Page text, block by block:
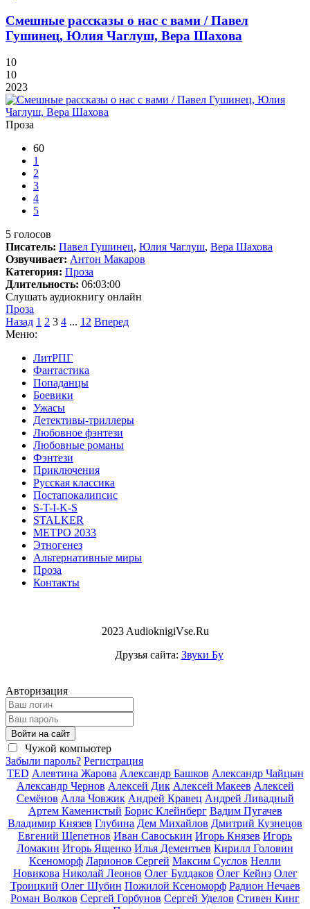
Смешные рассказы о нас с вами / Павел
Гушинец, Юлия Чаглуш, Вера Шахова
10
10
2023
Проза
60
1
2
3
4
5
5 голосов
Писатель: Павел Гушинец, Юлия Чаглуш, Вера Шахова
Озвучивает: Антон Макаров
Категория: Проза
Длительность: 06:03:00
Слушать аудиокнигу онлайн
Проза
Назад 1 2 3 4 ... 12 Вперед
Меню:
ЛитРПГ
Фантастика
Попаданцы
Боевики
Ужасы
Детективы-триллеры
Любовное фэнтези
Любовные романы
Фэнтези
Приключения
Русская классика
Постапокалипсис
S-T-I-K-S
STALKER
МЕТРО 2033
Этногенез
Альтернативные миры
Проза
Контакты
2023 AudioknigiVse.Ru
Друзья сайта: Звуки Бу
Авторизация
Войти на сайт
Чужой компьютер
Забыли пароль? Регистрация
TED Алевтина Жарова Александр Башков Александр Чайцын
Александр Чернов Алексей Дик Алексей Макеев Алексей
Семёнов Алла Човжик Андрей Кравец Андрей Ливадный
Артем Каменистый Борис Клейнберг Вадим Пугачев
Владимир Князев Глубина Дем Михайлов Дмитрий Кузнецов
Евгений Щепетнов Иван Савоськин Игорь Князев Игорь
Ломакин Игорь Ященко Илья Дементьев Кирилл Головин
Ксеноморф Ларионов Сергей Максим Суслов Нелли
Новикова Николай Леонов Олег Булдаков Олег Кейнз Олег
Троицкий Олег Шубин Пожилой Ксеноморф Радион Нечаев
Роман Волков Сергей Горбунов Сергей Уделов Стивен Кинг